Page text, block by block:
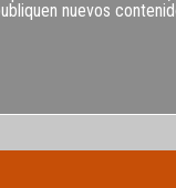
nuevos